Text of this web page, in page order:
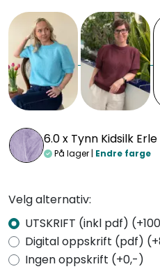
6.0 x Tynn Kidsilk
På lager | Endre farge
Velg alternativ:
UTSKRIFT (inkl pdf)
Digital oppskrift (pdf)
Ingen oppskrift (+0,-)